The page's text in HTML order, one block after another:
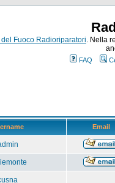
Fuoco Radioriparatori. Nella
FAQ
Email